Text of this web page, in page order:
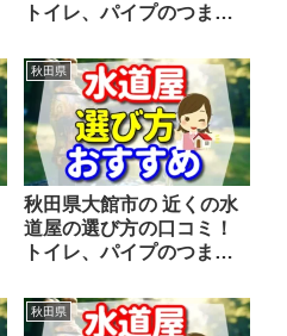
トイレ、パイプのつま
修理の前にチェックする
ことをシェアします。
秋田県
秋田県大館市の 近くの水
道屋の選び方の口コミ！
トイレ、パイプのつま
修理の前にチェックする
ことをシェアします。
秋田県